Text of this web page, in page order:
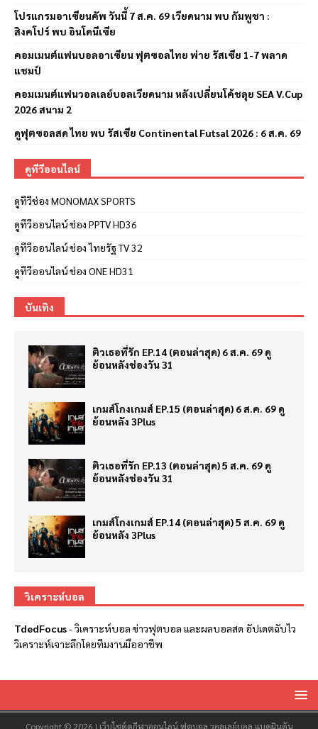
โปรแกรมอาเซียนคัพ วันนี้ 7 ส.ค. 69 เวียดนาม พบ กัมพูชา :
สิงคโปร์ พบ อินโดนีเซีย
คอมเมนต์แฟนบอลอาเซียน ฟุตซอลไทย พ่าย รัสเซีย 1-7 พลาด
แชมป์
คอมเมนต์แฟนวอลเลย์บอลเวียดนาม หลังเปลี่ยนโค้ชลุย SEA V.Cup
2026 สนาม 2
ดูฟุตซอลสด ไทย พบ รัสเซีย Continental Futsal 2026 : 6 ส.ค. 69
ดูทีวีออนไลน์
ดูทีวีช่อง MONOMAX SPORTS
ดูทีวีออนไลน์ ช่อง PPTV HD36
ดูทีวีออนไลน์ ช่อง ไทยรัฐ TV 32
ดูทีวีออนไลน์ ช่อง ONE HD31
บันเทิง
ติวเธอที่รัก EP.14 (ตอนล่าสุด) 6 ส.ค. 69 ดู
ย้อนหลังช่องวัน 31
เกมส์โกงเกมส์ EP.15 (ตอนล่าสุด) 6 ส.ค. 69 ดู
ย้อนหลัง 3Plus
ติวเธอที่รัก EP.13 (ตอนล่าสุด) 5 ส.ค. 69 ดู
ย้อนหลังช่องวัน 31
เกมส์โกงเกมส์ EP.14 (ตอนล่าสุด) 5 ส.ค. 69 ดู
ย้อนหลัง 3Plus
วิเคราะห์บอล
TdedFocus-วิเคราะห์บอล ข่าวฟุตบอล และผลบอลสด อัปเดตฉับไว
วิเคราะห์เจาะลึกโดยทีมงานมืออาชีพ
Copyright © 2026 | เว็บไซต์ดูกีฬาออนไลน์ ฟุตบอล วอลเลย์บอล แบดมินตัน